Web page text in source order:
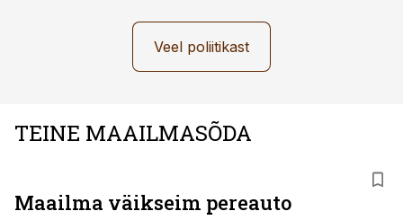
Veel poliitikast
TEINE MAAILMASÕDA
Maailma väikseim pereauto